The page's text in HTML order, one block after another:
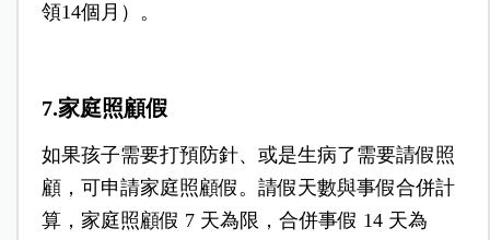
領14個月）。
7.家庭照顧假
如果孩子需要打預防針、或是生病了需要請假照
顧，可申請家庭照顧假。請假天數與事假合併計
算，家庭照顧假 7 天為限，合併事假 14 天為